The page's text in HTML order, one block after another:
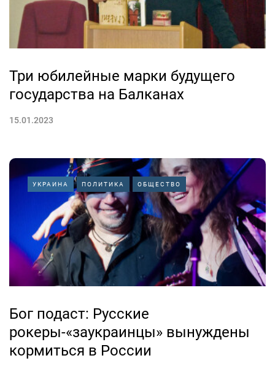
Три юбилейные марки будущего
государства на Балканах
15.01.2023
УКРАИНА ПОЛИТИКА ОБЩЕСТВО
Бог подаст: Русские
рокеры-«заукраинцы» вынуждены
кормиться в России